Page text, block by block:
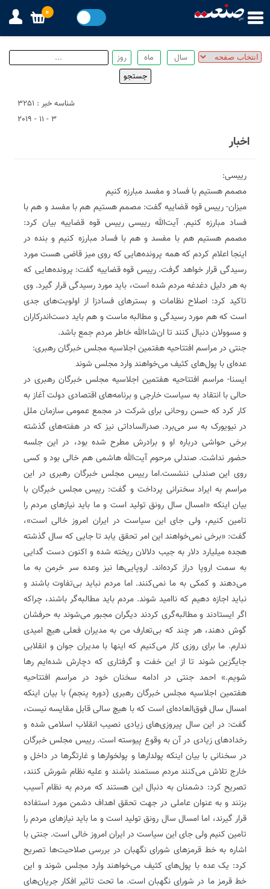
شناسه خبر : 3251
3 - 11 - 2019
اخبار
رییسی:
مصمم هستیم با فساد و مفسد مبارزه کنیم
میزان- رییس قوه قضاییه گفت: مصمم هستیم هم با مفسد و هم با
فساد مبارزه کنیم. آیت‌الله رییسی رییس قوه قضاییه بیان کرد:
مصمم هستیم هم با مفسد و هم با فساد مبارزه کنیم و بنده در
اینجا اعلام کردم که همه پرونده‌هایی که روی میز قاضی هست مورد
رسیدگی قرار خواهد گرفت. رییس قوه قضاییه گفت: پرونده‌هایی که
به هر دلیل دغدغه مردم شده است، باید مورد رسیدگی قرار گیرد. وی
تاکید کرد: اصلاح نظامات و بسترهای فسادزا از اولویت‌های جدی
است که هم مورد رسیدگی و مطالبه ماست و هم باید دست‌اندرکاران
و مسوولان دنبال کنند تا ان‌شاءالله خاطر مردم جمع باشد.
جنتی در مراسم افتتاحیه هفتمین اجلاسیه مجلس خبرگان رهبری:
عده‌ای با پول‌های کثیف می‌خواهند وارد مجلس شوند
ایسنا- مراسم افتتاحیه هفتمین اجلاسیه مجلس خبرگان رهبری در
حالی با انتقاد به سیاست خارجی و برنامه‌های اقتصادی دولت آغاز به
کار کرد که حسن روحانی برای شرکت در مجمع عمومی سازمان ملل
در نیویورک به سر می‌برد. صدرالساداتی نیز که در هفته‌های گذشته
برخی حواشی درباره او و برادرش مطرح شده بود، در این جلسه
حضور نداشت. صندلی مرحوم آیت‌الله ‌هاشمی هم خالی بود و کسی
روی این صندلی ننشست.اما رییس مجلس خبرگان رهبری در این
مراسم به ایراد سخنرانی پرداخت و گفت: رییس‌ مجلس خبرگان با
بیان اینکه «امسال سال رونق تولید است و ما باید نیازهای مردم را
تامین کنیم، ولی جای این سیاست در ایران امروز خالی است»،
گفت: «برخی نمی‌خواهند این امر تحقق یابد تا جایی که سال گذشته
هجده میلیارد دلار به جیب دلالان ریخته شده و اکنون دست گدایی
به سمت اروپا دراز کرده‌اند. اروپایی‌ها نیز وعده سر خرمن به ما
می‌دهند و کمکی به ما نمی‌کنند. اما مردم نباید بی‌تفاوت باشند و
نباید اجازه دهیم که ناامید شوند. مردم باید مطالبه‌گر باشند، چرا‌که
اگر ایستادند و مطالبه‌گری کردند دیگران مجبور می‌شوند به حرفشان
گوش دهند، هر چند که بی‌تعارف من به مدیران فعلی هیچ امیدی
ندارم. ما برای روزی کار می‌کنیم که اینها با مدیران جوان و انقلابی
جایگزین شوند تا از این خفت و گرفتاری که دچارش شده‌ایم رها
شویم.» احمد جنتی در ادامه سخنان خود در مراسم افتتاحیه
هفتمین اجلاسیه مجلس خبرگان رهبری (دوره پنجم) با بیان اینکه
امسال سال فوق‌العاده‌ای است که با هیچ سالی قابل مقایسه نیست،
گفت: در این سال پیروزی‌های زیادی نصیب انقلاب اسلامی شده و
رخدادهای زیادی در آن به وقوع پیوسته است. رییس مجلس خبرگان
در سخنانی با بیان اینکه پولدارها و پولخوارها و غارتگرها در داخل و
خارج تلاش می‌کنند مردم مستمند باشند و علیه نظام شورش کنند،
تصریح کرد: دشمنان به دنبال این هستند که مردم به نظام آسیب
بزنند و به عنوان عاملی در جهت تحقق اهداف دشمن مورد استفاده
قرار گیرند، اما امسال سال رونق تولید است و ما باید نیازهای مردم را
تامین کنیم ولی جای این سیاست در ایران امروز خالی است. جنتی با
اشاره به خط قرمزهای شورای نگهبان در بررسی صلاحیت‌ها‌ تصریح
کرد: یک عده با پول‌های کثیف می‌خواهند وارد مجلس شوند و این
خط قرمز ما در شورای نگهبان است. ما تحت تاثیر افکار جریان‌های
0